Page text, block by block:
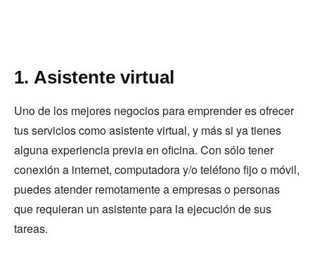
1. Asistente virtual
Uno de los mejores negocios para emprender es ofrecer
tus servicios como asistente virtual, y más si ya tienes
alguna experiencia previa en oficina. Con sólo tener
conexión a internet, computadora y/o teléfono fijo o móvil,
puedes atender remotamente a empresas o personas
que requieran un asistente para la ejecución de sus
tareas.